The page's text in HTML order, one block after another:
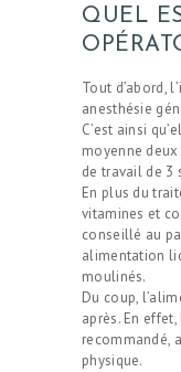
QUEL
Tout d’abord,
anesthésie
C’est ainsi
moyenne
de travail de 3
En plus du
vitamines et
conseillé au
alimentation
moulinés.
Du coup,
après. En
recommandé,
physique.